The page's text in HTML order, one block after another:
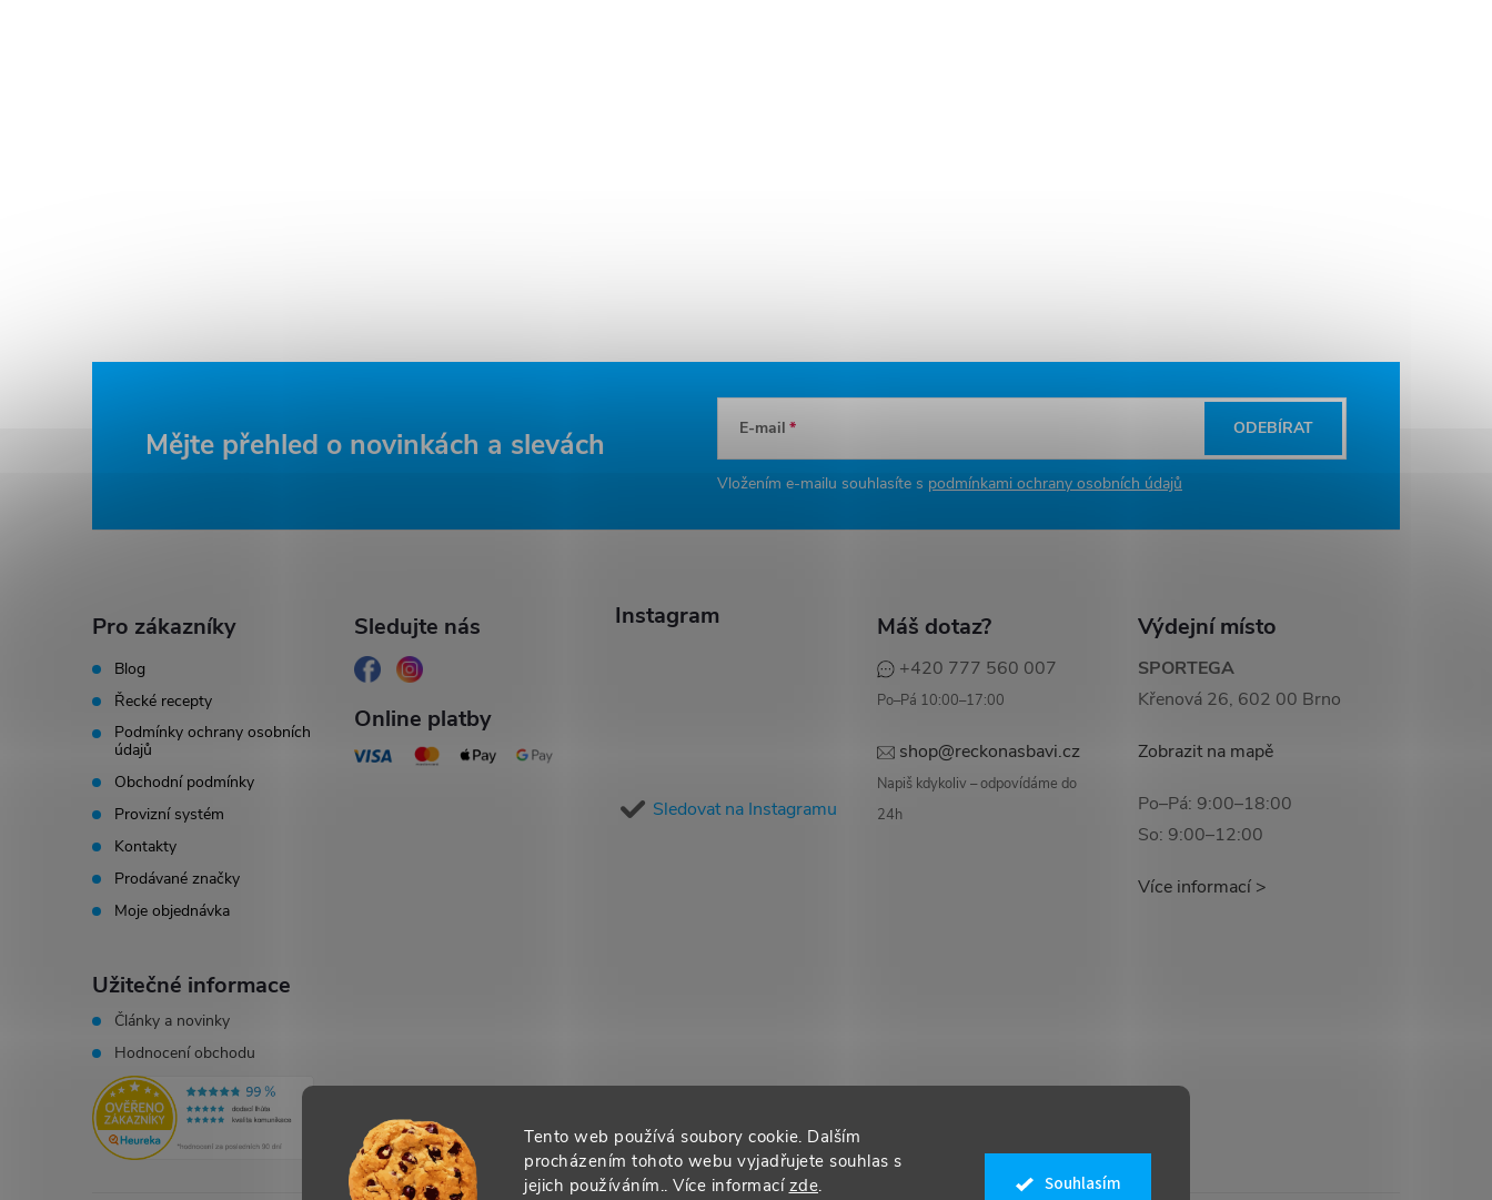
Tento web používá soubory cookie. Dalším
procházením tohoto webu vyjadřujete souhlas s
jejich používáním.. Více informací zde. Souhlasím
Mějte přehled o novinkách a slevách E-mail
Vložením e-mailu souhlasíte s podmínkami ochrany osobních údajů
ODEBÍRAT
Pro zákazníky
Blog
Řecké recepty
Podmínky ochrany osobních
údajů
Obchodní podmínky
Provizní systém
Kontakty
Prodávané značky
Moje objednávka
Sledujte nás
Online platby
Instagram
Sledovat na Instagramu
Máš dotaz?
+420 777 560 007
Po–Pá 10:00–17:00
shop@reckonasbavi.cz
Napiš kdykoliv – odpovídáme do
24h
Výdejní místo
SPORTEGA
Křenová 26, 602 00 Brno
Zobrazit na mapě
Po–Pá: 9:00–18:00
So: 9:00–12:00
Více informací >
Užitečné informace
Články a novinky
Hodnocení obchodu